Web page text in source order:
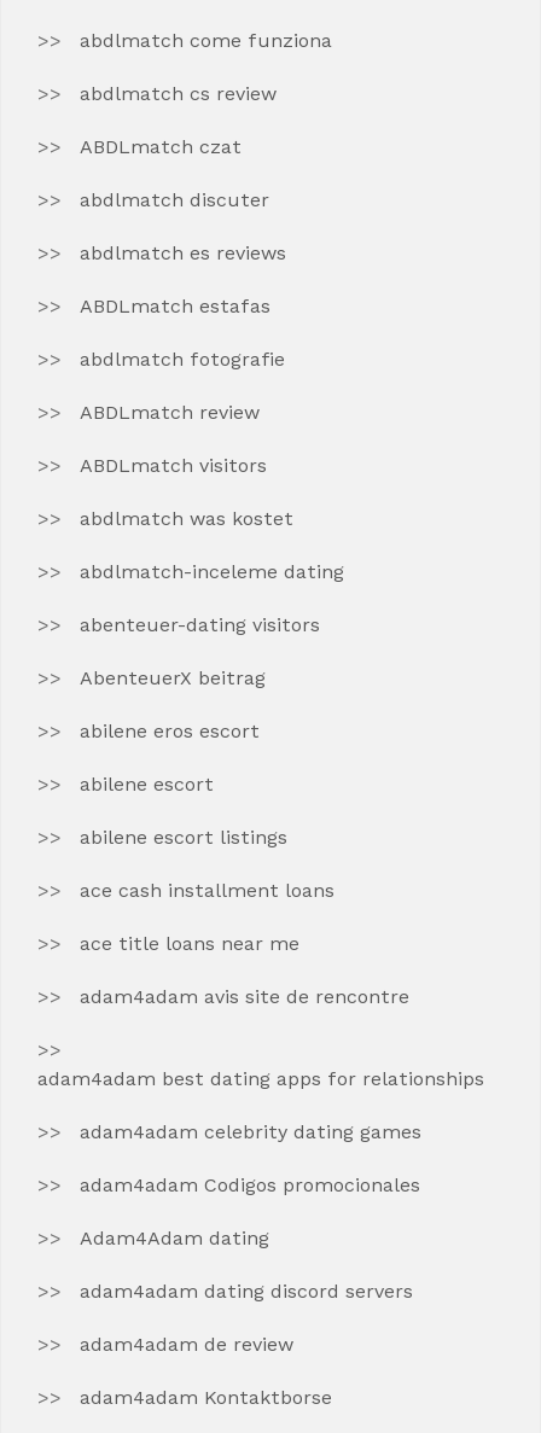
abdlmatch come funziona
abdlmatch cs review
ABDLmatch czat
abdlmatch discuter
abdlmatch es reviews
ABDLmatch estafas
abdlmatch fotografie
ABDLmatch review
ABDLmatch visitors
abdlmatch was kostet
abdlmatch-inceleme dating
abenteuer-dating visitors
AbenteuerX beitrag
abilene eros escort
abilene escort
abilene escort listings
ace cash installment loans
ace title loans near me
adam4adam avis site de rencontre
adam4adam best dating apps for relationships
adam4adam celebrity dating games
adam4adam Codigos promocionales
Adam4Adam dating
adam4adam dating discord servers
adam4adam de review
adam4adam Kontaktborse